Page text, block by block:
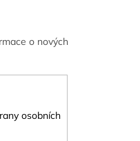
o nových
osobních